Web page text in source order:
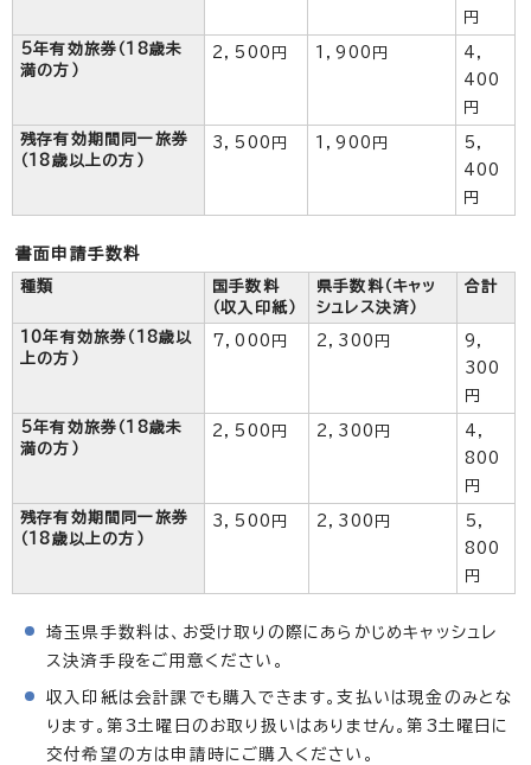
円
5年有効旅券（18歳未
満の方）
2，500円 1，900円
4，
400
円
残存有効期間同一旅券
（18歳以上の方）
3，500円 1，900円
5，
400
円
書面申請手数料
種類
国手数料
（収入印紙）
県手数料（キャッ
シュレス決済）
合計
10年有効旅券（18歳以
上の方）
7，000円 2，300円
9，
300
円
5年有効旅券（18歳未
満の方）
2，500円 2，300円
4，
800
円
残存有効期間同一旅券
（18歳以上の方）
3，500円 2，300円
5，
800
円
埼玉県手数料は、お受け取りの際にあらかじめキャッシュレ
ス決済手段をご用意ください。
収入印紙は会計課でも購入できます。支払いは現金のみとな
ります。第3土曜日のお取り扱いはありません。第3土曜日に
交付希望の方は申請時にご購入ください。